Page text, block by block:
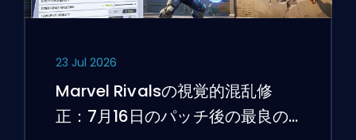
23 Jul 2026
Marvel Rivalsの視覚的混乱修
正：7月16日のパッチ後の最良の